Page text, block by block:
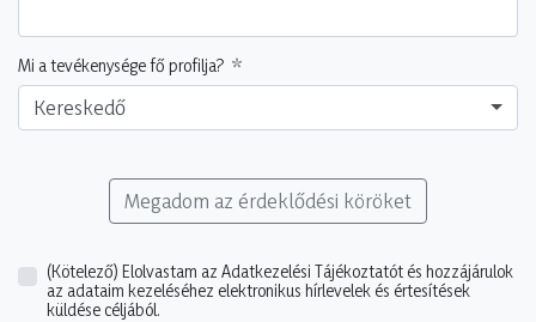
Mi a tevékenysége fő profilja?
Kereskedő
Megadom az érdeklődési köröket
(Kötelező) Elolvastam az Adatkezelési Tájékoztatót és hozzájárulok
az adataim kezeléséhez elektronikus hírlevelek és értesítések
küldése céljából.